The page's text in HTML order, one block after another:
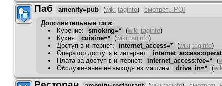
Паб amenity=pub (wiki taginfo)
смотреть POI
Дополнительные тэги:
Курение: smoking=* (wiki taginfo)
Кухня: cuisine=* (wiki taginfo)
Доступ в интернет: internet_access=* (wiki taginfo)
Оператор доступа в интернет:
Плата за доступ в интернет: internet_access:fee=* (
Обслуживание не выходя из машины: drive_in=* (